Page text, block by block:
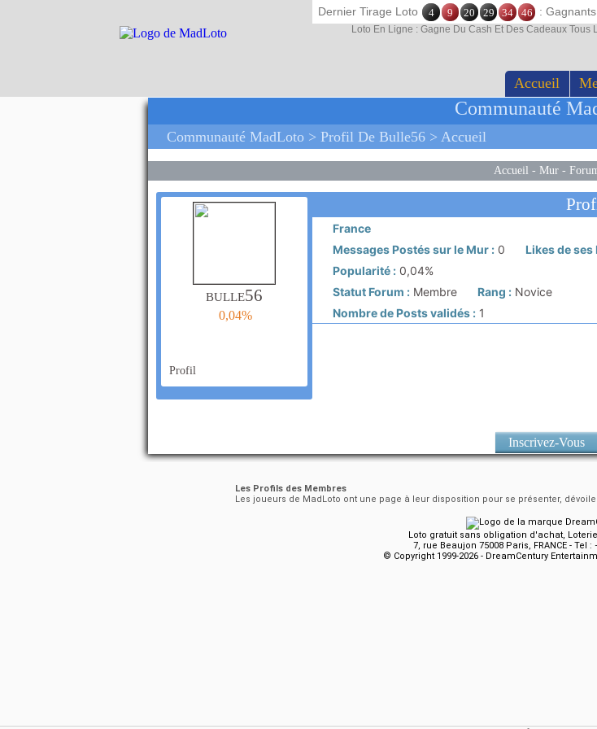
Accueil
Dernier Tirage Loto 4 9 20 29 34 46 :
Loto En Ligne : Gagne Du Cash Et Des Cadeaux
Communauté
Communauté MadLoto > Profil De Bulle56 > Accueil
Accueil - Mur-
bulle56
0,04%
Profil
France
Messages Postés sur le Mur :0 Likes de ses
Popularité :0,04%
Statut Forum :Membre Rang :Novice
Nombre de Posts validés :1
Inscrivez-Vous
Les Profils des Membres
Les joueurs de MadLoto ont une page à leur disposition pour se présenter,
Loto gratuit sans obligation d'achat,
7, rue Beaujon 75008 Paris, FRANCE - Tel :
© Copyright 1999-2026 - DreamCentury